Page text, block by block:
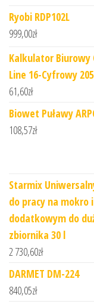
Ryobi RDP102L
999,00zł
Kalkulator Biurowy
Line 16-Cyfrowy
61,60zł
Biowet Puławy
108,57zł
Starmix
do pracy na mokro
dodatkowym do
zbiornika 30 l
2 730,60zł
DARMET DM-224
840,05zł